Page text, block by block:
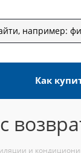
Как
и